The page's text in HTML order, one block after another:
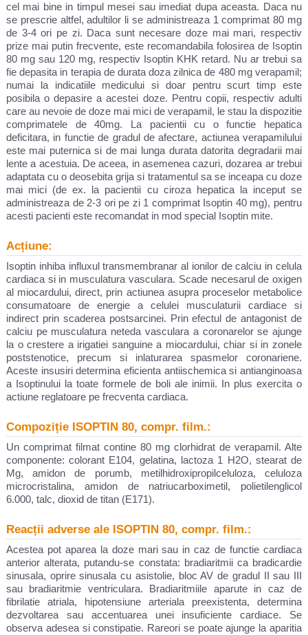
cel mai bine in timpul mesei sau imediat dupa aceasta. Daca nu
se prescrie altfel, adultilor li se administreaza 1 comprimat 80 mg
de 3-4 ori pe zi. Daca sunt necesare doze mai mari, respectiv
prize mai putin frecvente, este recomandabila folosirea de Isoptin
80 mg sau 120 mg, respectiv Isoptin KHK retard. Nu ar trebui sa
fie depasita in terapia de durata doza zilnica de 480 mg verapamil;
numai la indicatiile medicului si doar pentru scurt timp este
posibila o depasire a acestei doze. Pentru copii, respectiv adulti
care au nevoie de doze mai mici de verapamil, le stau la dispozitie
comprimatele de 40mg. La pacientii cu o functie hepatica
deficitara, in functie de gradul de afectare, actiunea verapamilului
este mai puternica si de mai lunga durata datorita degradarii mai
lente a acestuia. De aceea, in asemenea cazuri, dozarea ar trebui
adaptata cu o deosebita grija si tratamentul sa se inceapa cu doze
mai mici (de ex. la pacientii cu ciroza hepatica la inceput se
administreaza de 2-3 ori pe zi 1 comprimat Isoptin 40 mg), pentru
acesti pacienti este recomandat in mod special Isoptin mite.
Acțiune:
Isoptin inhiba influxul transmembranar al ionilor de calciu in celula
cardiaca si in musculatura vasculara. Scade necesarul de oxigen
al miocardului, direct, prin actiunea asupra proceselor metabolice
consumatoare de energie a celulei musculaturii cardiace si
indirect prin scaderea postsarcinei. Prin efectul de antagonist de
calciu pe musculatura neteda vasculara a coronarelor se ajunge
la o crestere a irigatiei sanguine a miocardului, chiar si in zonele
poststenotice, precum si inlaturarea spasmelor coronariene.
Aceste insusiri determina eficienta antiischemica si antianginoasa
a Isoptinului la toate formele de boli ale inimii. In plus exercita o
actiune reglatoare pe frecventa cardiaca.
Compoziție ISOPTIN 80, compr. film.:
Un comprimat filmat contine 80 mg clorhidrat de verapamil. Alte
componente: colorant E104, gelatina, lactoza 1 H2O, stearat de
Mg, amidon de porumb, metilhidroxipropilceluloza, celuloza
microcristalina, amidon de natriucarboximetil, polietilenglicol
6.000, talc, dioxid de titan (E171).
Reacții adverse ale ISOPTIN 80, compr. film.:
Acestea pot aparea la doze mari sau in caz de functie cardiaca
anterior alterata, putandu-se constata: bradiaritmii ca bradicardie
sinusala, oprire sinusala cu asistolie, bloc AV de gradul II sau III
sau bradiaritmie ventriculara. Bradiaritmiile aparute in caz de
fibrilatie atriala, hipotensiune arteriala preexistenta, determina
dezvoltarea sau accentuarea unei insuficiente cardiace. Se
observa adesea si constipatie. Rareori se poate ajunge la aparitia